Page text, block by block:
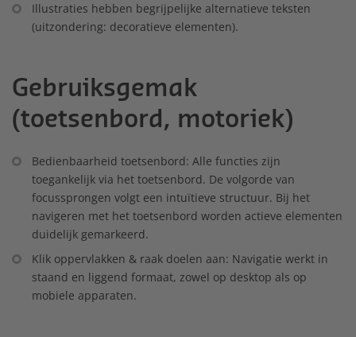
Illustraties hebben begrijpelijke alternatieve teksten
(uitzondering: decoratieve elementen).
Gebruiksgemak
(toetsenbord, motoriek)
Bedienbaarheid toetsenbord: Alle functies zijn
toegankelijk via het toetsenbord. De volgorde van
focussprongen volgt een intuïtieve structuur. Bij het
navigeren met het toetsenbord worden actieve elementen
duidelijk gemarkeerd.
Klik oppervlakken & raak doelen aan: Navigatie werkt in
staand en liggend formaat, zowel op desktop als op
mobiele apparaten.